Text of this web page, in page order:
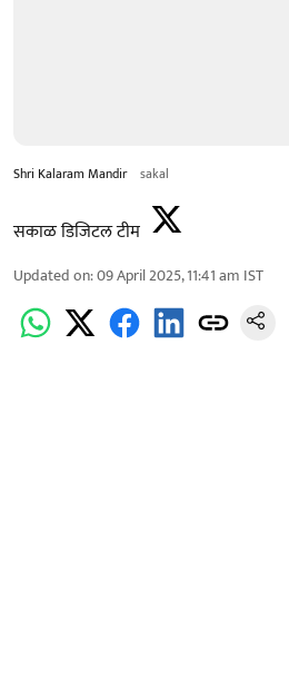
Shri Kalaram Mandir sakal
सकाळ डिजिटल टीम
Updated on:09 April 2025, 11:41 am IST